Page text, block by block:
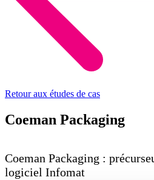
Retour aux études de cas
Coeman Packaging
Coeman Packaging :
logiciel Infomat